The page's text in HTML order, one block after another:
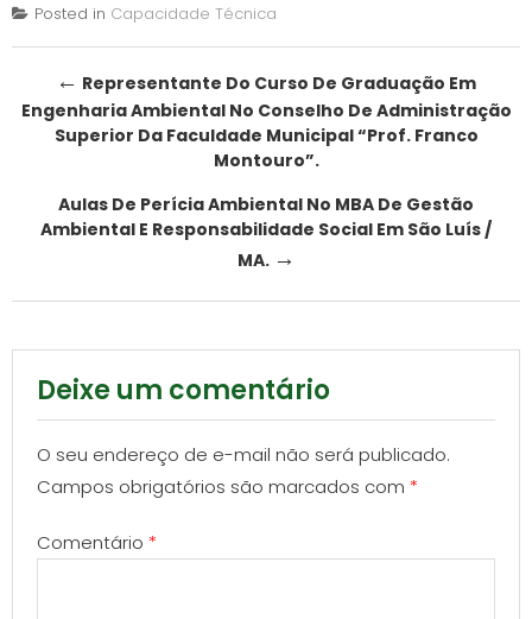
Posted in Capacidade Técnica
Post
navigation
← Representante Do Curso De Graduação Em
Engenharia Ambiental No Conselho De Administração
Superior Da Faculdade Municipal “Prof. Franco
Montouro”.
Aulas De Perícia Ambiental No MBA De Gestão
Ambiental E Responsabilidade Social Em São Luís /
MA. →
Deixe um comentário
O seu endereço de e-mail não será publicado.
Campos obrigatórios são marcados com *
Comentário *